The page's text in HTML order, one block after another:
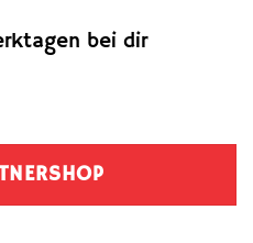
bei dir